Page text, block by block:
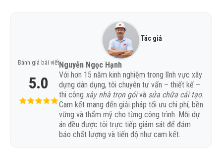
Đánh giá bài viết
5.0
Tác giả
Nguyễn Ngọc Hạnh
Với hơn 15 năm kinh nghiệm trong lĩnh vực xây
dựng dân dụng, tôi chuyên tư vấn – thiết kế –
thi công xây nhà trọn góivà sửa chữa cải tạo.
Cam kết mang đến giải pháp tối ưu chi phí, bền
vững và thẩm mỹ cho từng công trình. Mỗi dự
án đều được tôi trực tiếp giám sát để đảm
bảo chất lượng và tiến độ như cam kết.